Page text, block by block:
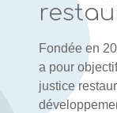
Fondée en
a pour
justice